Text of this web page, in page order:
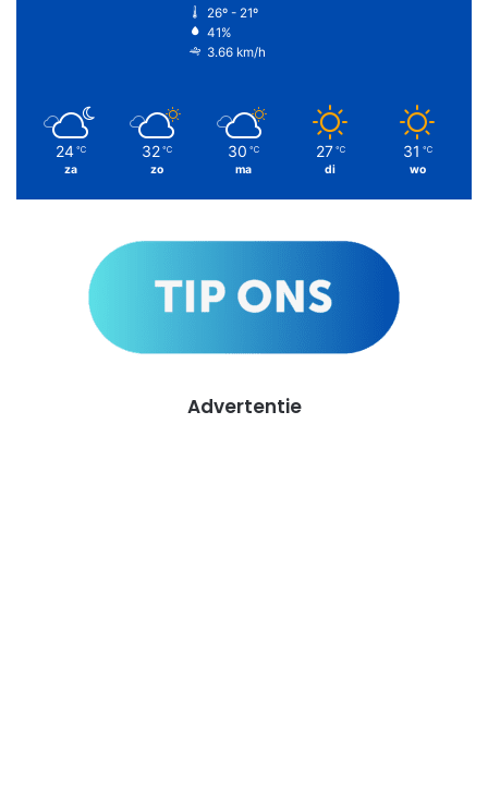
26º - 21º
41%
3.66 km/h
24 ℃
za
32 ℃
zo
30 ℃
ma
27 ℃
di
31 ℃
wo
Advertentie